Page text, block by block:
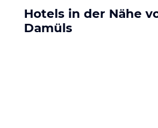
Hotels in der Nähe
Damüls